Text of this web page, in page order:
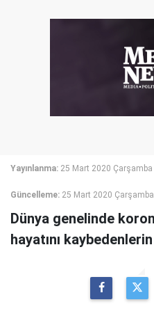
Yayınlanma: 25 Mart 2020 Çarşamba
Güncelleme: 25 Mart 2020
Dünya genelinde
hayatını